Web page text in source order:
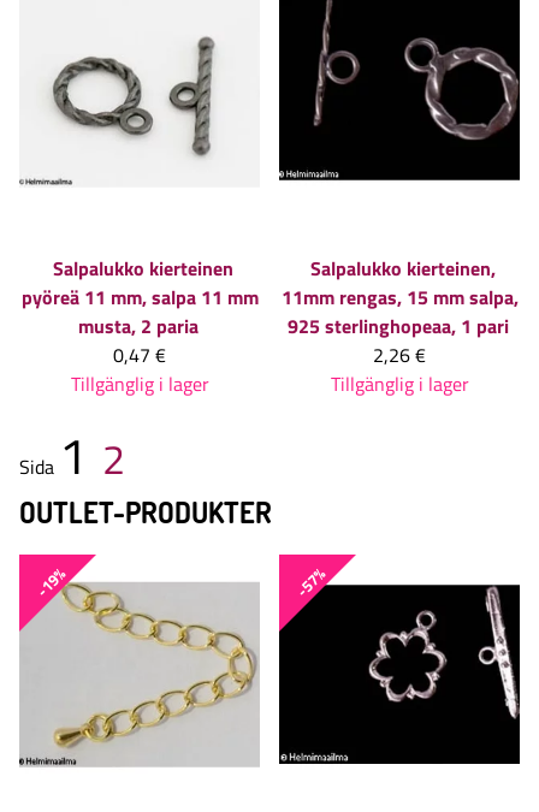
Salpalukko kierteinen
pyöreä 11 mm, salpa 11 mm
musta, 2 paria
0,47 €
Tillgänglig i lager
Salpalukko kierteinen,
11mm rengas, 15 mm salpa,
925 sterlinghopeaa, 1 pari
2,26 €
Tillgänglig i lager
Sida 1 2
OUTLET-PRODUKTER
-19% -57%